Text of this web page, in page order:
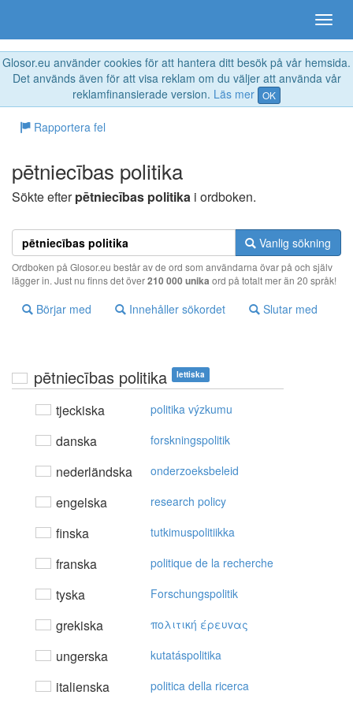
Glosor.eu använder cookies för att hantera ditt besök på vår hemsida.
Det används även för att visa reklam om du väljer att använda vår
reklamfinansierade version. Läs mer OK
Rapportera fel
pētniecības politika
Sökte efterpētniecības politika i ordboken.
Vanlig sökning
Ordboken på Glosor.eu består av de ord som användarna övar på och själv
lägger in. Just nu finns det över210 000 unika ord på totalt mer än 20 språk!
Börjar med Innehåller sökordet Slutar med
pētniecības politika lettiska
tjeckiska politika výzkumu
danska forskningspolitik
nederländska onderzoeksbeleid
engelska research policy
finska tutkimuspolitiikka
franska politique de la recherche
tyska Forschungspolitik
grekiska πoλιτική έρευvας
ungerska kutatáspolitika
italienska politica della ricerca